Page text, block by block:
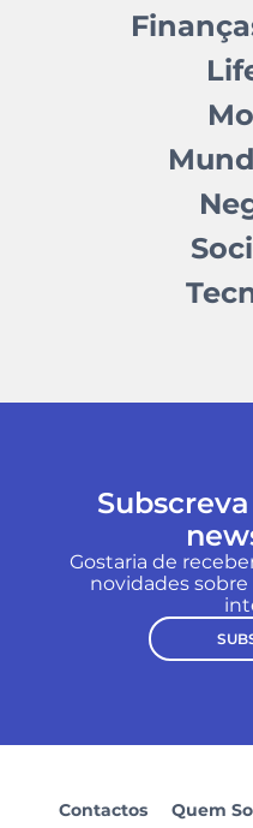
Gostaria de
novidades sobre
Contactos Quem